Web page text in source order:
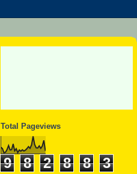
Total Pageviews
9 8 2 8 8 3